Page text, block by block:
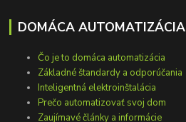
DOMÁCA AUTOMATIZÁCIA
Čo je to domáca automatizácia
Základné štandardy a odporúčania
Inteligentná elektroinštalácia
Prečo automatizovať svoj dom
Zaujímavé články a informácie